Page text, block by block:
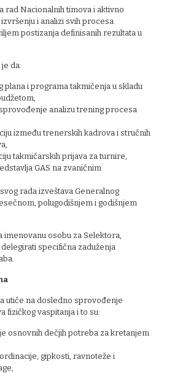
rad Nacionalnih timova i aktivno
i analizi svih procesa
postizanja definisanih rezultata u
da:
plana i programa takmičenja u skladu
analizu trening procesa
između trenerskih kadrova i stručnih
takmičarskih prijava za turnire,
GAS na zvaničnim
rada izveštava Generalnog
polugodišnjem i godišnjem
imenovanu osobu za Selektora,
specifična zaduženja
utiče na dosledno sprovođenje
fizičkog vaspitanja i to su:
osnovnih dečjih potreba za kretanjem
gipkosti, ravnoteže i